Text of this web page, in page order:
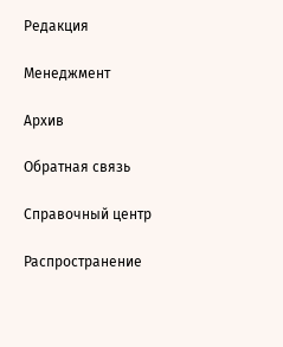
Редакция
Менеджмент
Архив
Обратная связь
Справочный центр
Распространение